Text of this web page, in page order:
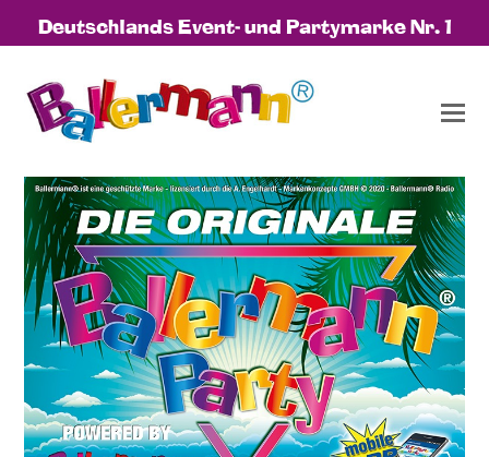
Deutschlands Event- und Partymarke Nr. 1